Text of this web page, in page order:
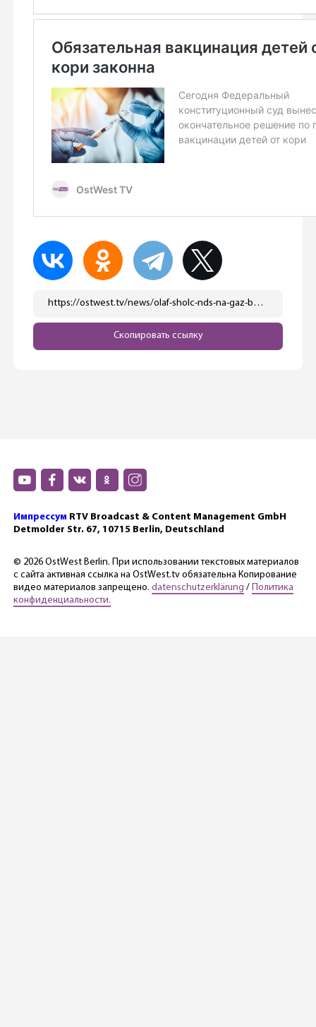
https://ostwest.tv/news/olaf-sholc-nds-na-gaz-budet-snizhen-s-19-do-7/
Скопировать ссылку
Импрессум RTV Broadcast & Content Management GmbH
Detmolder Str. 67, 10715 Berlin, Deutschland
© 2026 OstWest Berlin. При использовании текстовых материалов
с сайта активная ссылка на OstWest.tv обязательна Копирование
видео материалов запрещено. datenschutzerklärung / Политика
конфиденциальности.